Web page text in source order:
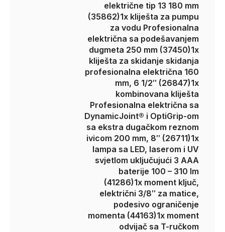
električne tip 13 180 mm
(35862)1x kliješta za pumpu
za vodu Profesionalna
električna sa podešavanjem
dugmeta 250 mm (37450)1x
kliješta za skidanje skidanja
profesionalna električna 160
mm, 6 1/2″ (26847)1x
kombinovana kliješta
Profesionalna električna sa
DynamicJoint® i OptiGrip-om
sa ekstra dugačkom reznom
ivicom 200 mm, 8″ (26711)1x
lampa sa LED, laserom i UV
svjetlom uključujući 3 AAA
baterije 100 – 310 lm
(41286)1x moment ključ,
električni 3/8″ za matice,
podesivo ograničenje
momenta (44163)1x moment
odvijač sa T-ručkom